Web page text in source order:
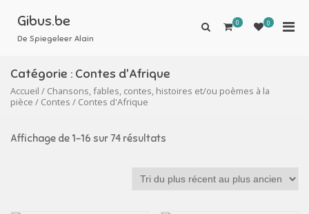
contenu
Gibus.be
De Spiegeleer Alain
Afficher0 0
Catégorie : Contes d'Afrique
Accueil / Chansons, fables, contes, histoires et/ou poèmes à la
pièce / Contes / Contes d'Afrique
Affichage de 1–16 sur 74 résultats